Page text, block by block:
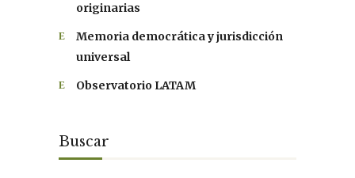
originarias
Memoria democrática y jurisdicción
universal
Observatorio LATAM
Buscar